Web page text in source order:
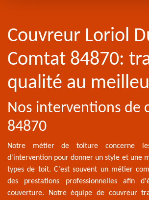
Couvreur Loriol
Comtat 84870:
qualité au
Nos interventions de
84870
Notre métier de toiture concerne
d'intervention pour donner un style et une
types de toit. C'est souvent un métier
des prestations professionnelles afin
couverture. Notre équipe de couvreur